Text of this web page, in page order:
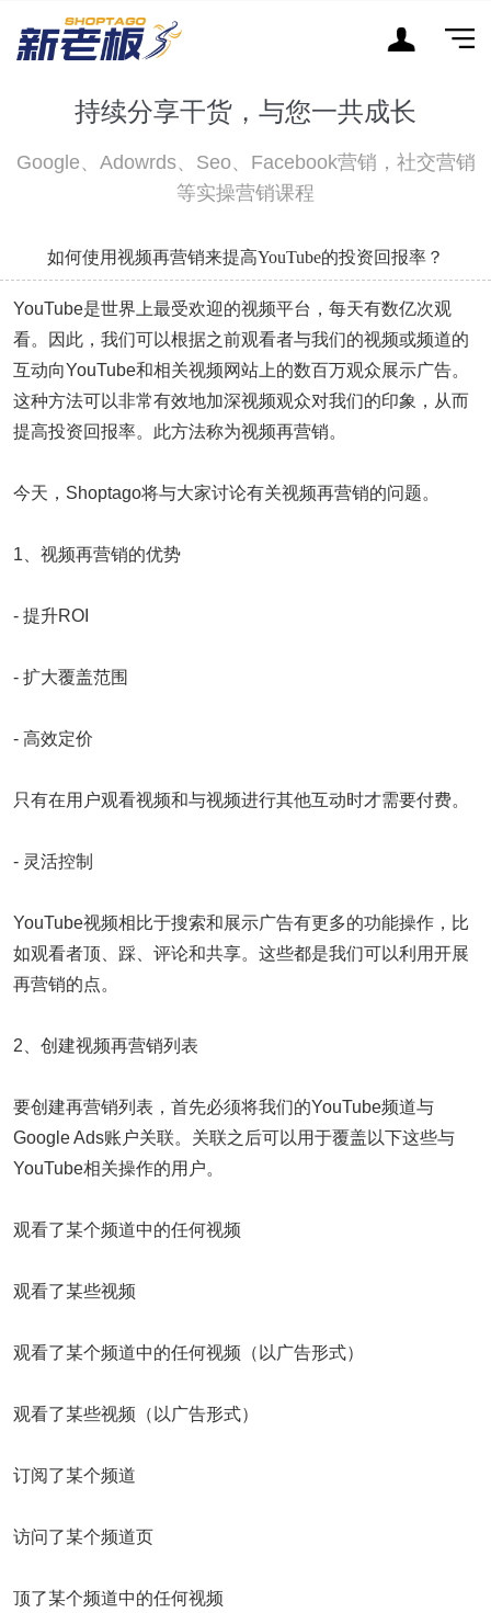
持续分享干货，与您一共成长
Google、Adowrds、Seo、Facebook营销，社交营销
等实操营销课程
如何使用视频再营销来提高YouTube的投资回报率？
YouTube是世界上最受欢迎的视频平台，每天有数亿次观
看。因此，我们可以根据之前观看者与我们的视频或频道的
互动向YouTube和相关视频网站上的数百万观众展示广告。
这种方法可以非常有效地加深视频观众对我们的印象，从而
提高投资回报率。此方法称为视频再营销。
今天，Shoptago将与大家讨论有关视频再营销的问题。
1、视频再营销的优势
- 提升ROI
- 扩大覆盖范围
- 高效定价
只有在用户观看视频和与视频进行其他互动时才需要付费。
- 灵活控制
YouTube视频相比于搜索和展示广告有更多的功能操作，比
如观看者顶、踩、评论和共享。这些都是我们可以利用开展
再营销的点。
2、创建视频再营销列表
要创建再营销列表，首先必须将我们的YouTube频道与
Google Ads账户关联。关联之后可以用于覆盖以下这些与
YouTube相关操作的用户。
观看了某个频道中的任何视频
观看了某些视频
观看了某个频道中的任何视频（以广告形式）
观看了某些视频（以广告形式）
订阅了某个频道
访问了某个频道页
顶了某个频道中的任何视频